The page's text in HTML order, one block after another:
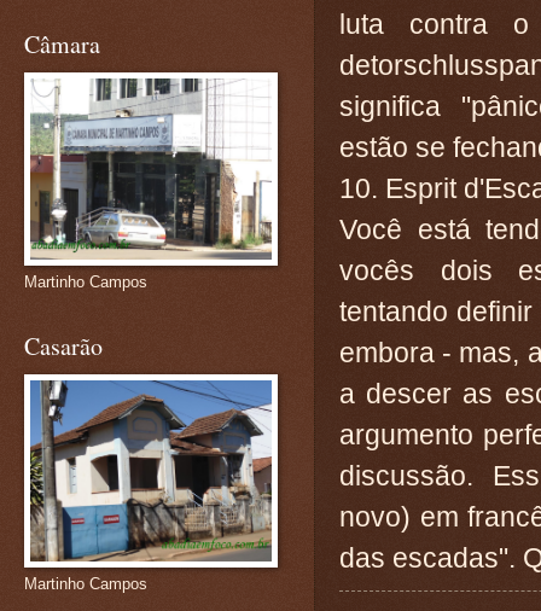
luta contra o
significa
estão se
10. Esprit
Você está
vocês dois
tentando
embora - mas,
a descer as
argumento
discussão.
novo) em
das escadas".
Câmara
Martinho Campos
Casarão
Martinho Campos